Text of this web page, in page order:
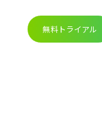
無料トライアル